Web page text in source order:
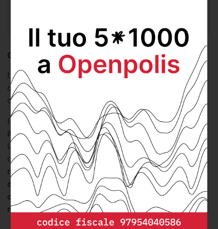
Giardini scolastici meno presenti nelle città del sud
I dati appena visti fanno emergere una tendenza: i metri
quadri di giardini scolastici per alunno sono più bassi nei
capoluoghi meridionali.
I dati disponibili mostrano che
nei comuni capoluogo
italiani in media ci sono circa 8,5 metri quadri per alunno
Una cifra che varia tra le diverse aree del paese. Nell'Italia
centro-settentrionale il dato è più in linea con la media
nazionale. Nelle scuole dei capoluoghi del nord ci sono
circa 11 metri quadri
di giardini scolastici per alunno. Nel
centro Italia il dato è sostanzialmente in linea con quello
nazionale(8,7 metri quadri).